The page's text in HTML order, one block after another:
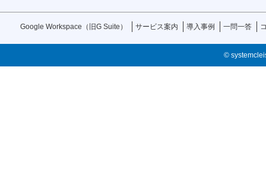
Google Workspace（旧G Suite） サービス案内 導入事例 一問一答
©